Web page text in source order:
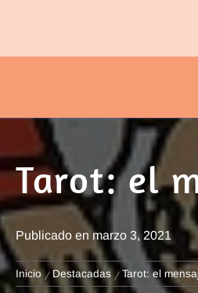
Tarot: el
Publicado enmarzo 3, 2021
Inicio Destacadas Tarot: el